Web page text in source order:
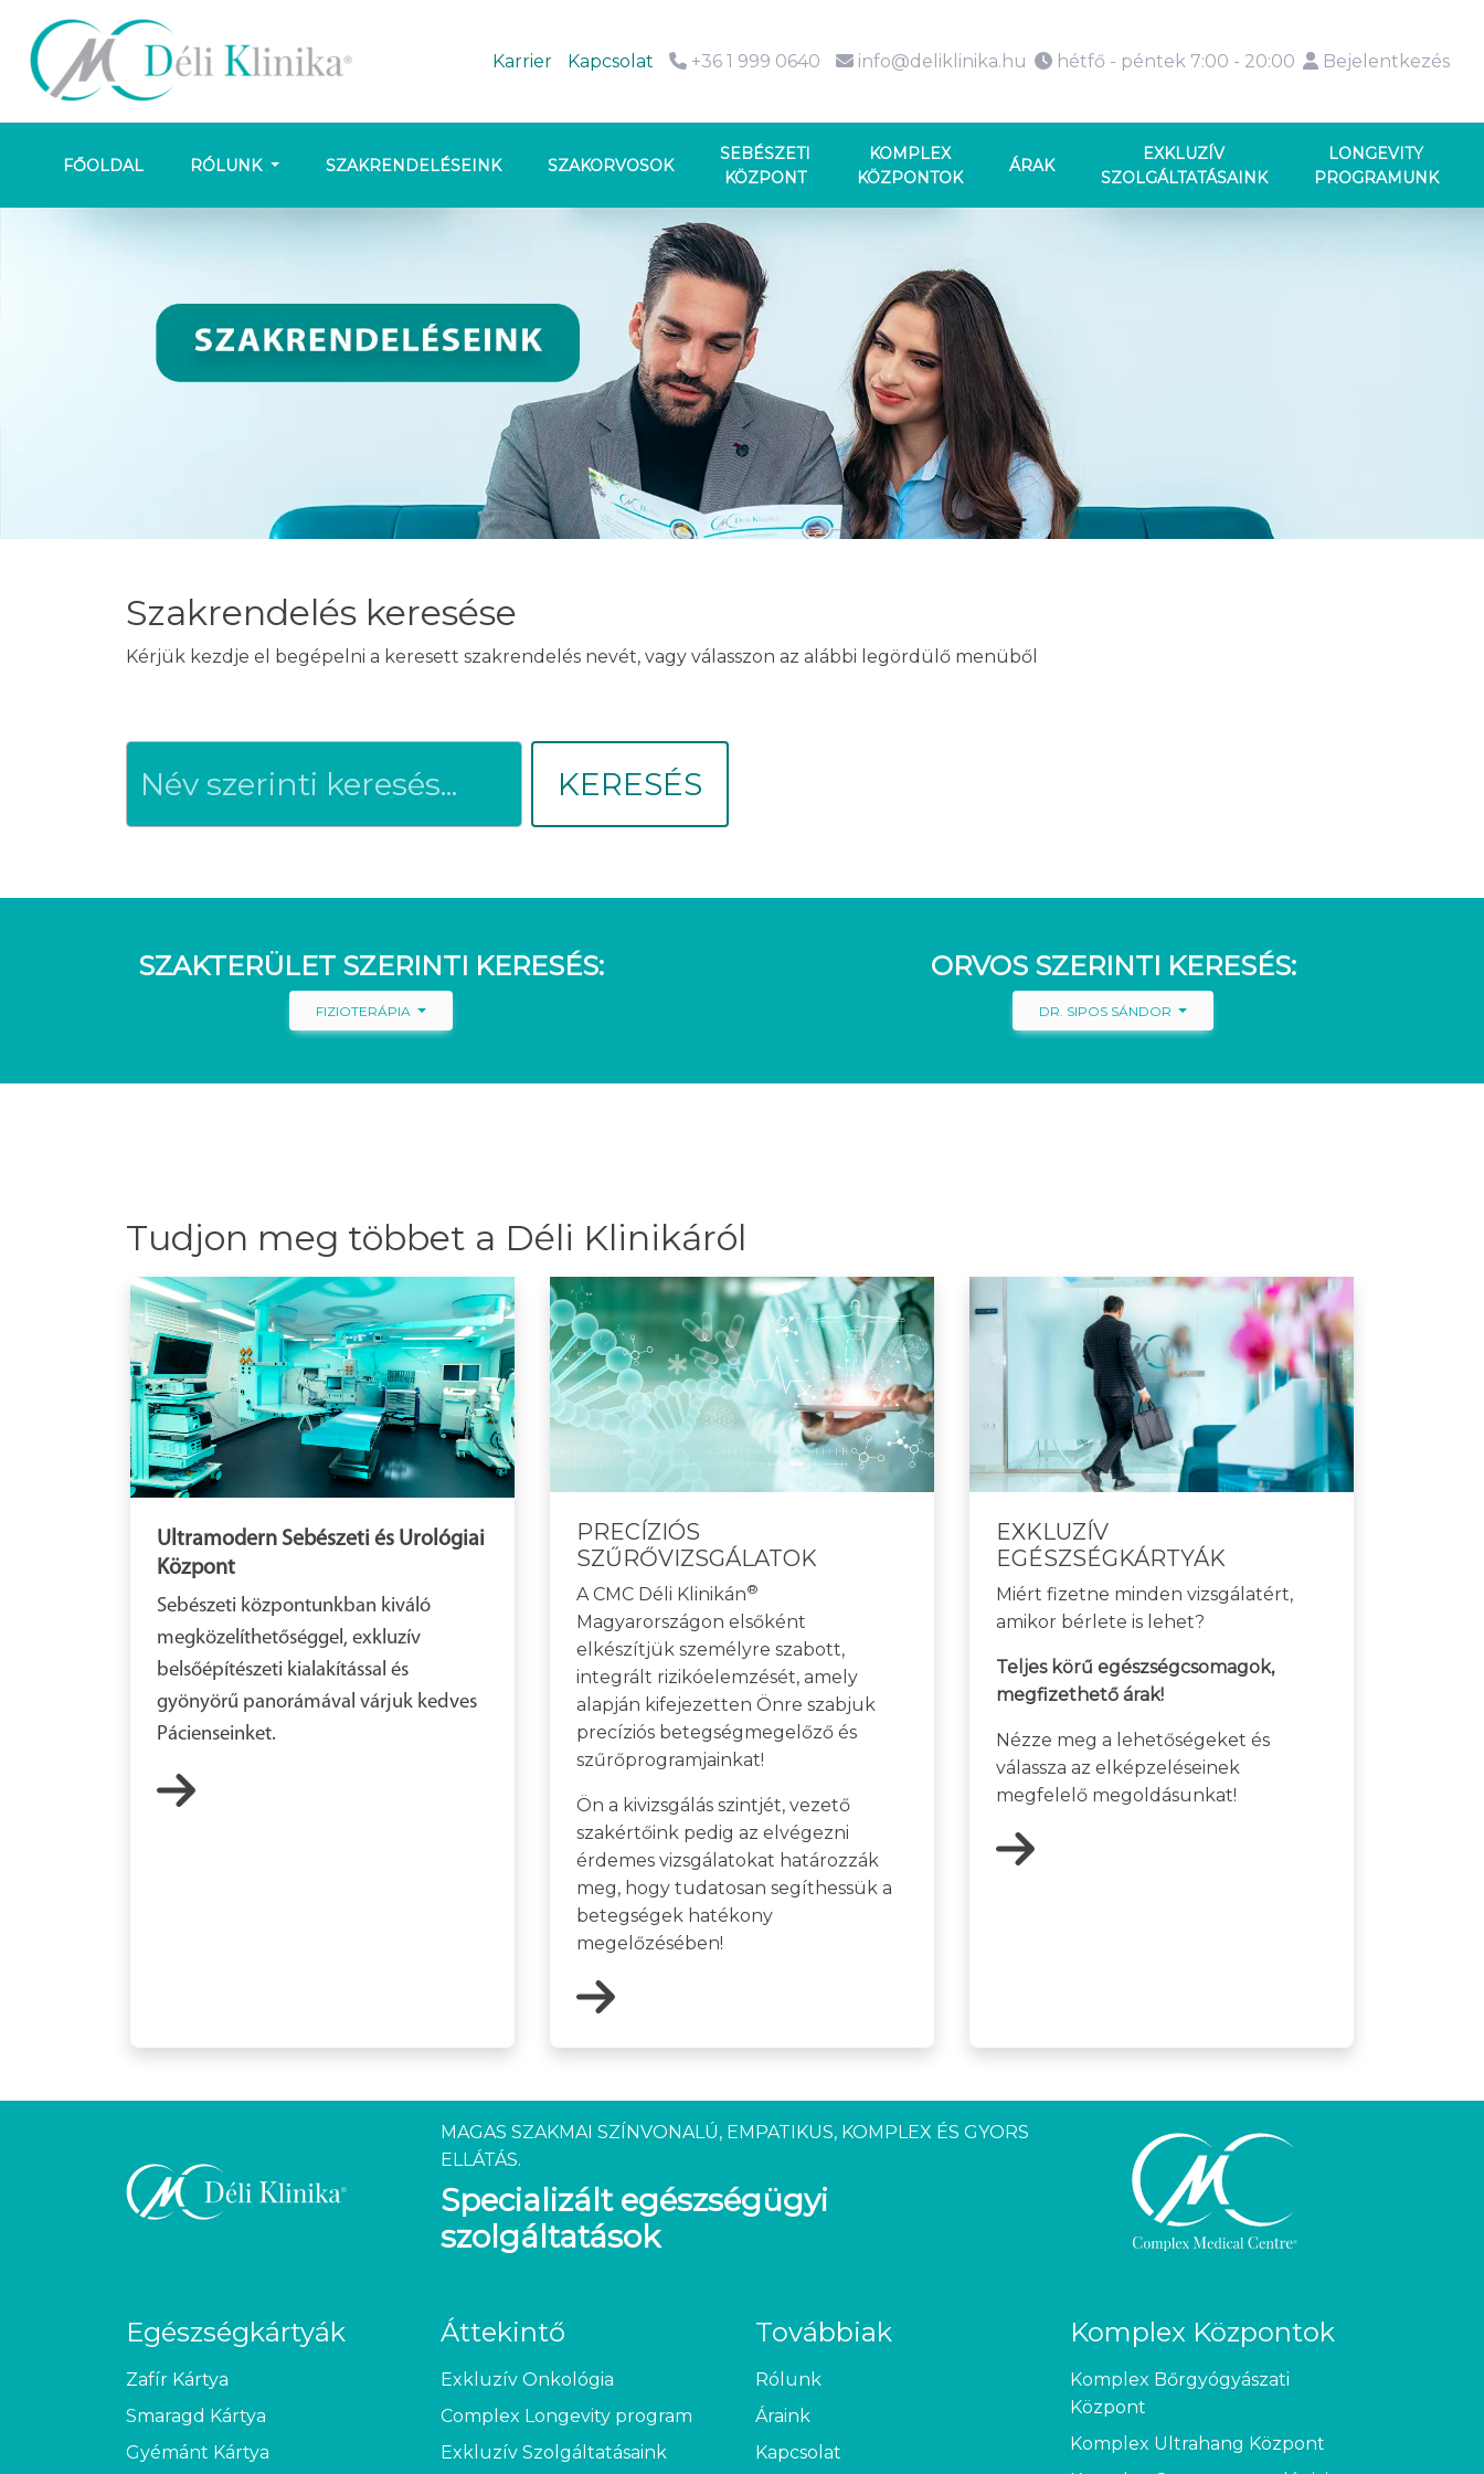
Karrier Kapcsolat +36 1 999 0640 info@deliklinika.hu hétfő - péntek 7:00 - 20:00 Bejelentkezés
FŐOLDAL RÓLUNK SZAKRENDELÉSEINK SZAKORVOSOK
SEBÉSZETI
KÖZPONT
KOMPLEX
KÖZPONTOK
ÁRAK
EXKLUZÍV
SZOLGÁLTATÁSAINK
LONGEVITY
PROGRAMUNK
Szakrendelés keresése
Kérjük kezdje el begépelni a keresett szakrendelés nevét, vagy válasszon az alábbi legördülő menüből
KERESÉS
SZAKTERÜLET SZERINTI KERESÉS:
FIZIOTERÁPIA
ORVOS SZERINTI KERESÉS:
DR. SIPOS SÁNDOR
Tudjon meg többet a Déli Klinikáról
Ultramodern Sebészeti és Urológiai
Központ
Sebészeti központunkban kiváló
megközelíthetőséggel, exkluzív
belsőépítészeti kialakítással és
gyönyörű panorámával várjuk kedves
Pácienseinket.
PRECÍZIÓS
SZŰRŐVIZSGÁLATOK
A CMC Déli Klinikán®
Magyarországon elsőként
elkészítjük személyre szabott,
integrált rizikóelemzését, amely
alapján kifejezetten Önre szabjuk
precíziós betegségmegelőző és
szűrőprogramjainkat!
Ön a kivizsgálás szintjét, vezető
szakértőink pedig az elvégezni
érdemes vizsgálatokat határozzák
meg, hogy tudatosan segíthessük a
betegségek hatékony
megelőzésében!
EXKLUZÍV
EGÉSZSÉGKÁRTYÁK
Miért fizetne minden vizsgálatért,
amikor bérlete is lehet?
Teljes körű egészségcsomagok,
megfizethető árak!
Nézze meg a lehetőségeket és
válassza az elképzeléseinek
megfelelő megoldásunkat!
MAGAS SZAKMAI SZÍNVONALÚ, EMPATIKUS, KOMPLEX ÉS GYORS
ELLÁTÁS.
Specializált egészségügyi
szolgáltatások
Egészségkártyák
Zafír Kártya
Smaragd Kártya
Gyémánt Kártya
Áttekintő
Exkluzív Onkológia
Complex Longevity program
Exkluzív Szolgáltatásaink
Továbbiak
Rólunk
Áraink
Kapcsolat
Komplex Központok
Komplex Bőrgyógyászati
Központ
Komplex Ultrahang Központ